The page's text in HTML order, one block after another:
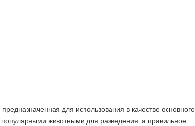
для использования в качестве основного
животными для разведения, а правильное